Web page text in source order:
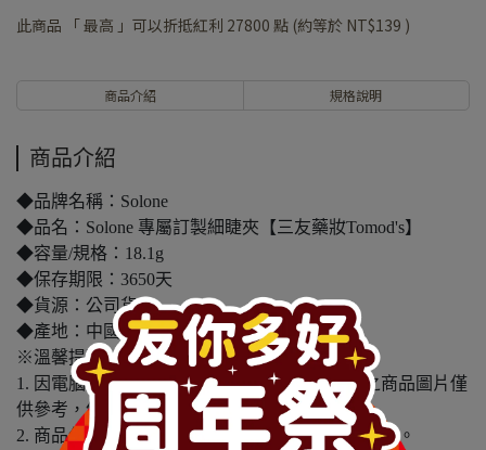
此商品 「 最高 」可以折抵紅利 27800 點 (約等於 NT$139 )
商品介紹 規格說明
商品介紹
◆品牌名稱：Solone
◆品名：Solone 專屬訂製細睫夾【三友藥妝Tomod's】
◆容量/規格：18.1g
◆保存期限：3650天
◆貨源：公司貨
◆產地：中國
※溫馨提醒：
1. 因電腦螢幕設定及個人觀感之差異，本賣場之商品圖片僅
供參考，依實際收到商品為準。
2. 商品包裝會有新舊轉換期，依實際收到商品為準。